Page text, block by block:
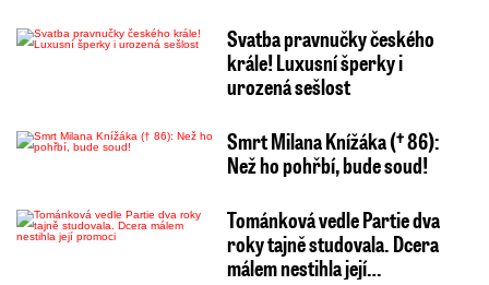
Svatba pravnučky českého
krále! Luxusní šperky i
urozená sešlost
Smrt Milana Knížáka († 86):
Než ho pohřbí, bude soud!
Tománková vedle Partie dva
roky tajně studovala. Dcera
málem nestihla její…